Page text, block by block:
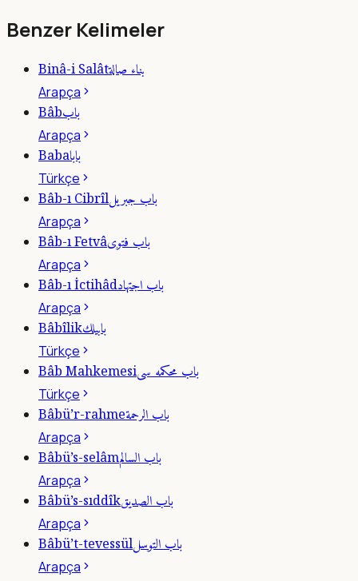
Benzer Kelimeler
Binâ-i Salâtبناء صالة
Arapça
Bâbباب
Arapça
Babaبابا
Türkçe
Bâb-ı Cibrîlباب جبريل
Arapça
Bâb-ı Fetvâباب فتوى
Arapça
Bâb-ı İctihâdباب اجتهاد
Arapça
Bâbîlikبابيلك
Türkçe
Bâb Mahkemesiباب محكمه سى
Türkçe
Bâbü’r-rahmeباب الرحمة
Arapça
Bâbü’s-selâmباب السالم
Arapça
Bâbü’s-sıddîkباب الصديق
Arapça
Bâbü’t-tevessülباب التوسل
Arapça